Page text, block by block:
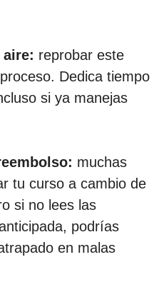
reprobar este
Dedica tiempo
si ya manejas
muchas
tu curso a cambio de
si no lees las
podrías
en malas